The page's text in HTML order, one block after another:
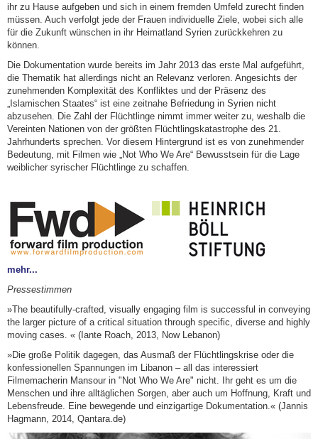
ihr zu Hause aufgeben und sich in einem fremden Umfeld zurecht finden
müssen. Auch verfolgt jede der Frauen individuelle Ziele, wobei sich alle
für die Zukunft wünschen in ihr Heimatland Syrien zurückkehren zu
können.
Die Dokumentation wurde bereits im Jahr 2013 das erste Mal aufgeführt,
die Thematik hat allerdings nicht an Relevanz verloren. Angesichts der
zunehmenden Komplexität des Konfliktes und der Präsenz des
„Islamischen Staates“ ist eine zeitnahe Befriedung in Syrien nicht
abzusehen. Die Zahl der Flüchtlinge nimmt immer weiter zu, weshalb die
Vereinten Nationen von der größten Flüchtlingskatastrophe des 21.
Jahrhunderts sprechen. Vor diesem Hintergrund ist es von zunehmender
Bedeutung, mit Filmen wie „Not Who We Are“ Bewusstsein für die Lage
weiblicher syrischer Flüchtlinge zu schaffen.
mehr...
Pressestimmen
»The beautifully-crafted, visually engaging film is successful in conveying
the larger picture of a critical situation through specific, diverse and highly
moving cases. « (Iante Roach, 2013, Now Lebanon)
»Die große Politik dagegen, das Ausmaß der Flüchtlingskrise oder die
konfessionellen Spannungen im Libanon – all das interessiert
Filmemacherin Mansour in "Not Who We Are" nicht. Ihr geht es um die
Menschen und ihre alltäglichen Sorgen, aber auch um Hoffnung, Kraft und
Lebensfreude. Eine bewegende und einzigartige Dokumentation.« (Jannis
Hagmann, 2014, Qantara.de)